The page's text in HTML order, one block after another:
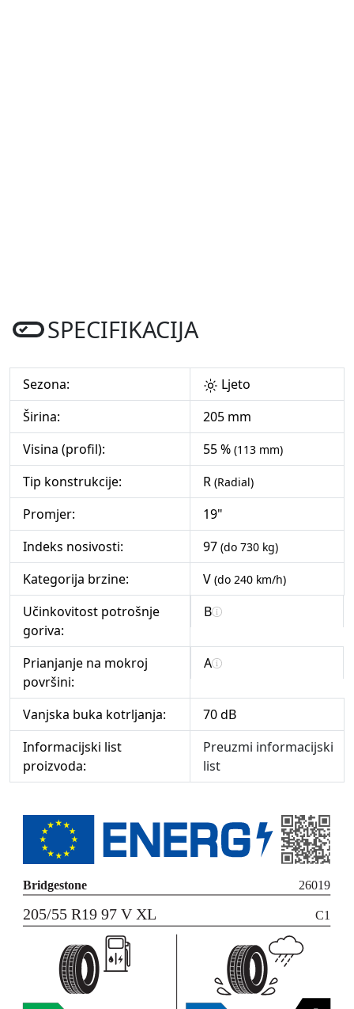
SPECIFIKACIJA
Sezona:
Ljeto
Širina:
205 mm
Visina (profil):
55 % (113 mm)
Tip konstrukcije: R (Radial)
Promjer:
19"
Indeks nosivosti:
97 (do 730 kg)
Kategorija brzine: V (do 240 km/h)
Učinkovitost potrošnje
goriva:
B
Prianjanje na mokroj
površini:
A
Vanjska buka kotrljanja:
70 dB
Informacijski list
proizvoda:
Preuzmi informacijski
list